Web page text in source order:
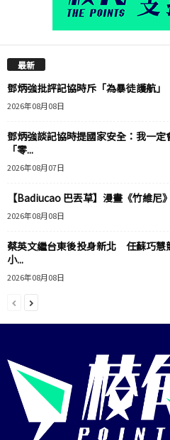
最新
鄧炳強批評記協時斥「為暴徒護航
2026年08月08日
鄧炳強談記協時提國家安全：我一
「零...
2026年08月07日
【Badiucao 巴丟草】漫畫《竹維尼》
2026年08月08日
蔡英文繼台東後投身新北 任蘇巧
小...
2026年08月08日